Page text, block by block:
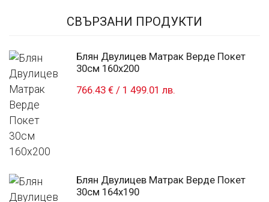
СВЪРЗАНИ ПРОДУКТИ
Блян Двулицев Матрак Верде Покет
30см 160x200
766.43 € / 1 499.01 лв.
Блян Двулицев Матрак Верде Покет
30см 164x190